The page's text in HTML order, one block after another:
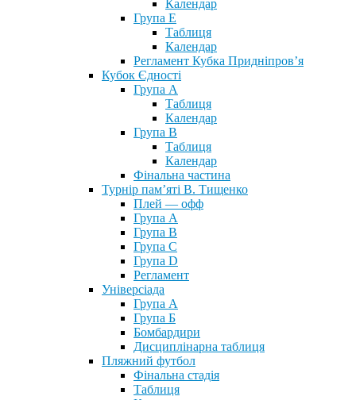
Календар
Група Е
Таблиця
Календар
Регламент Кубка Придніпров’я
Кубок Єдності
Група А
Таблиця
Календар
Група В
Таблиця
Календар
Фінальна частина
Турнір пам’яті В. Тищенко
Плей — офф
Група А
Група B
Група С
Група D
Регламент
Універсіада
Група А
Група Б
Бомбардири
Дисциплінарна таблиця
Пляжний футбол
Фінальна стадія
Таблиця